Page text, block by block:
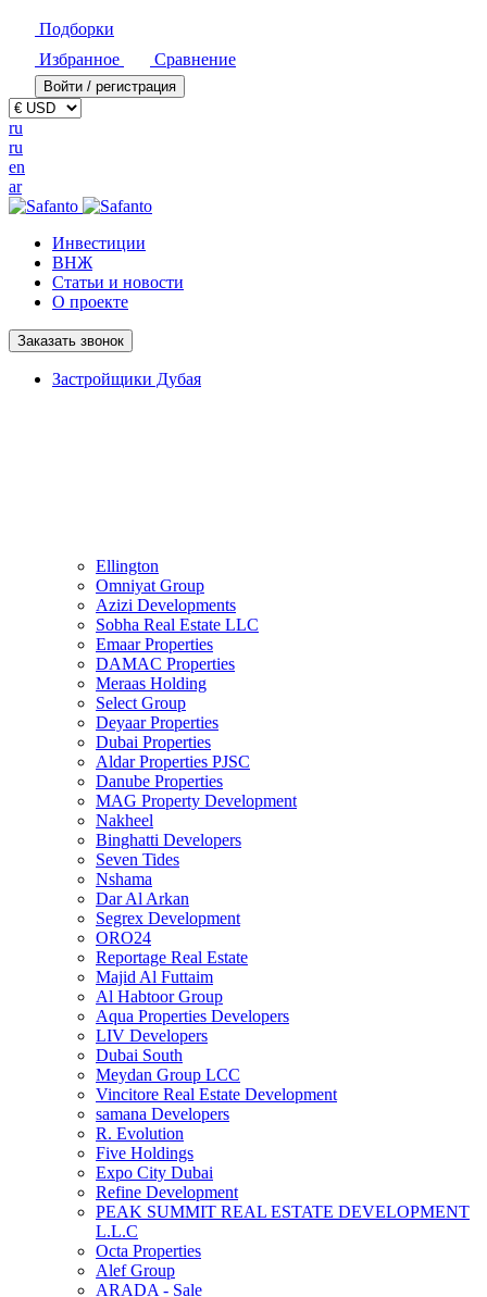
Подборки
Избранное
Сравнение
Войти / регистрация
ru
ru
en
ar
Инвестиции
ВНЖ
Статьи и новости
О проекте
Заказать звонок
Застройщики Дубая
Ellington
Omniyat Group
Azizi Developments
Sobha Real Estate LLC
Emaar Properties
DAMAC Properties
Meraas Holding
Select Group
Deyaar Properties
Dubai Properties
Aldar Properties PJSC
Danube Properties
MAG Property Development
Nakheel
Binghatti Developers
Seven Tides
Nshama
Dar Al Arkan
Segrex Development
ORO24
Reportage Real Estate
Majid Al Futtaim
Al Habtoor Group
Aqua Properties Developers
LIV Developers
Dubai South
Meydan Group LCC
Vincitore Real Estate Development
samana Developers
R. Evolution
Five Holdings
Expo City Dubai
Refine Development
PEAK SUMMIT REAL ESTATE DEVELOPMENT
L.L.C
Octa Properties
Alef Group
ARADA - Sale